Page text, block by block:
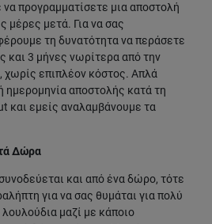
προγραμματίσετε μια αποστολή
μέρες μετά. Για να σας
τη δυνατότητα να περάσετε
και 3 μήνες νωρίτερα από την
χωρίς επιπλέον κόστος. Απλά
ημερομηνία αποστολής κατά τη
και εμείς αναλαμβάνουμε τα
Δώρα
και από ένα δώρο, τότε
για να σας θυμάται για πολύ
μαζί με κάποιο